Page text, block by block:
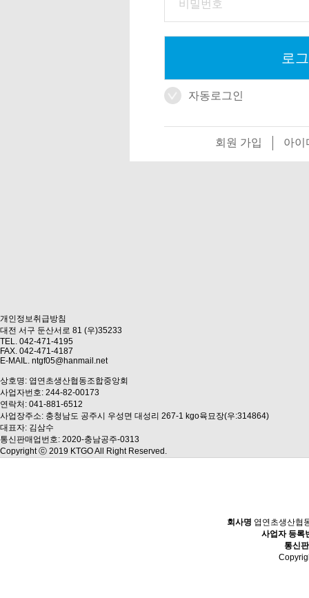
자동로그인
회원 가입 아이
개인정보취급방침
대전 서구 둔산서로 81 (우)35233
TEL. 042-471-4195
FAX. 042-471-4187
E-MAIL. ntgf05@hanmail.net
상호명: 엽연초생산협동조합중앙회
사업자번호: 244-82-00173
연락처: 041-881-6512
사업장주소: 충청남도 공주시 우성면 대성리 267-1 kgo육묘장(우:314864)
대표자: 김삼수
통신판매업번호: 2020-충남공주-0313
Copyright ⓒ 2019 KTGO All Right Reserved.
회사명 엽연초생산협
사업자 등록
통신